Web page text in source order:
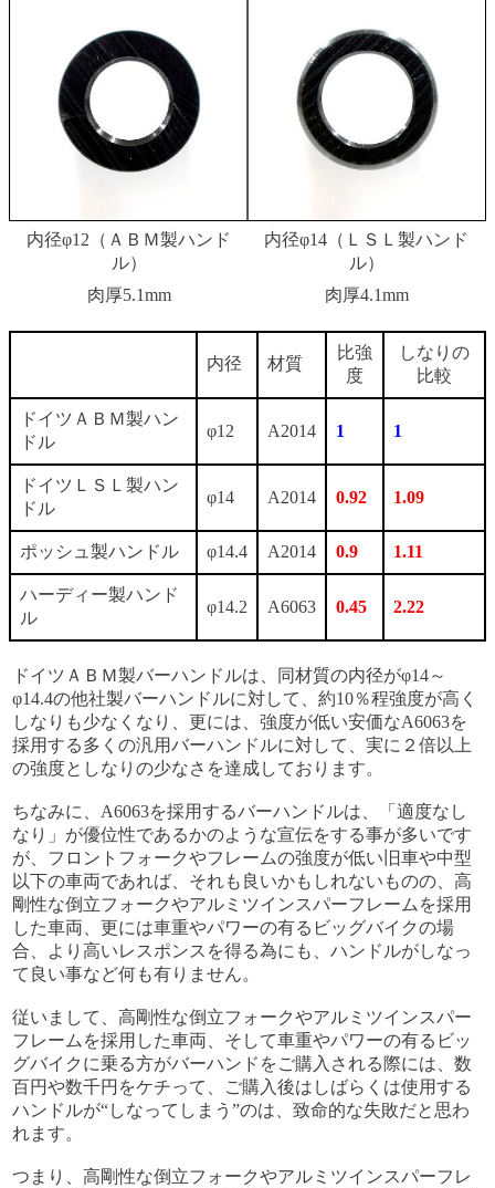
内径φ12（ＡＢＭ製ハンド
ル）
内径φ14（ＬＳＬ製ハンド
ル）
肉厚5.1mm
肉厚4.1mm
内径 材質
比強
度
しなりの
比較
ドイツＡＢＭ製ハン
ドル
φ12 A2014 1 1
ドイツＬＳＬ製ハン
ドル
φ14 A2014 0.92 1.09
ポッシュ製ハンドル φ14.4 A2014 0.9 1.11
ハーディー製ハンド
ル
φ14.2 A6063 0.45 2.22
ドイツＡＢＭ製バーハンドルは、同材質の内径がφ14～
φ14.4の他社製バーハンドルに対して、約10％程強度が高く
しなりも少なくなり、更には、強度が低い安価なA6063を
採用する多くの汎用バーハンドルに対して、実に２倍以上
の強度としなりの少なさを達成しております。
ちなみに、A6063を採用するバーハンドルは、「適度なし
なり」が優位性であるかのような宣伝をする事が多いです
が、フロントフォークやフレームの強度が低い旧車や中型
以下の車両であれば、それも良いかもしれないものの、高
剛性な倒立フォークやアルミツインスパーフレームを採用
した車両、更には車重やパワーの有るビッグバイクの場
合、より高いレスポンスを得る為にも、ハンドルがしなっ
て良い事など何も有りません。
従いまして、高剛性な倒立フォークやアルミツインスパー
フレームを採用した車両、そして車重やパワーの有るビッ
グバイクに乗る方がバーハンドをご購入される際には、数
百円や数千円をケチって、ご購入後はしばらくは使用する
ハンドルが“しなってしまう”のは、致命的な失敗だと思わ
れます。
つまり、高剛性な倒立フォークやアルミツインスパーフレ